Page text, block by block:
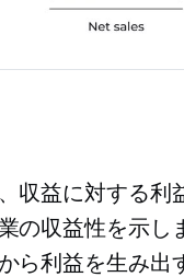
収益に対する利
の収益性を示し
ら利益を生み出